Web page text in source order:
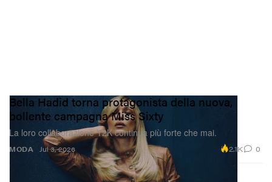
MODA
Bella Hadid torna protagonista della nuova,
bollente campagna Miss Sixty
La loro collaborazione Y2K continua più forte che mai.
Jul 3, 2026 2.1K 0